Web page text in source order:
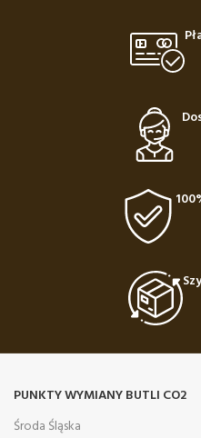
PUNKTY WYMIANY BUTLI CO2
Środa Śląska